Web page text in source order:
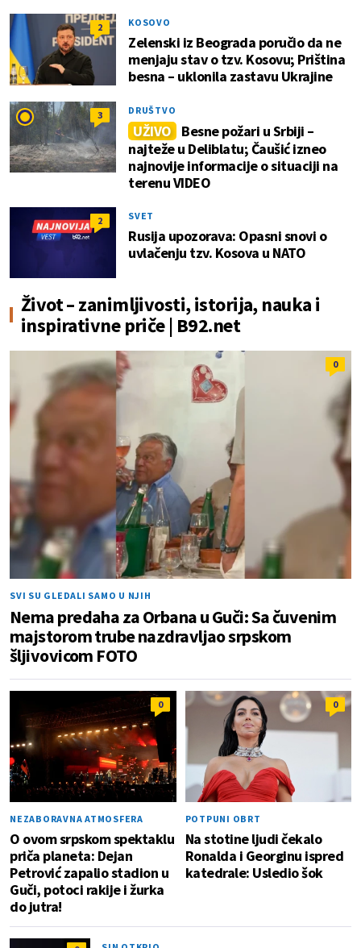
2 KOSOVO
Zelenski iz Beograda poručio da ne
menjaju stav o tzv. Kosovu; Priština
besna – uklonila zastavu Ukrajine
3 DRUŠTVO
UŽIVO Besne požari u Srbiji –
najteže u Deliblatu; Čaušić izneo
najnovije informacije o situaciji na
terenu VIDEO
2 SVET
Rusija upozorava: Opasni snovi o
uvlačenju tzv. Kosova u NATO
Život – zanimljivosti, istorija, nauka i
inspirativne priče | B92.net
0
SVI SU GLEDALI SAMO U NJIH
Nema predaha za Orbana u Guči: Sa čuvenim
majstorom trube nazdravljao srpskom
šljivovicom FOTO
0
NEZABORAVNA ATMOSFERA
O ovom srpskom spektaklu
priča planeta: Dejan
Petrović zapalio stadion u
Guči, potoci rakije i žurka
do jutra!
0
POTPUNI OBRT
Na stotine ljudi čekalo
Ronalda i Georginu ispred
katedrale: Usledio šok